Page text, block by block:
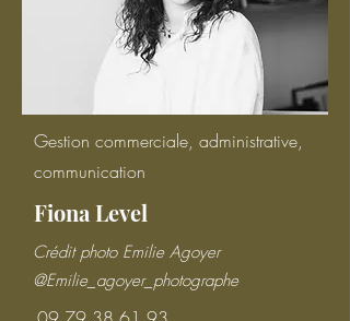
Gestion commerciale, administrative,
communication
Fiona Level
Crédit photo Emilie Agoyer
@Emilie_agoyer_photographe